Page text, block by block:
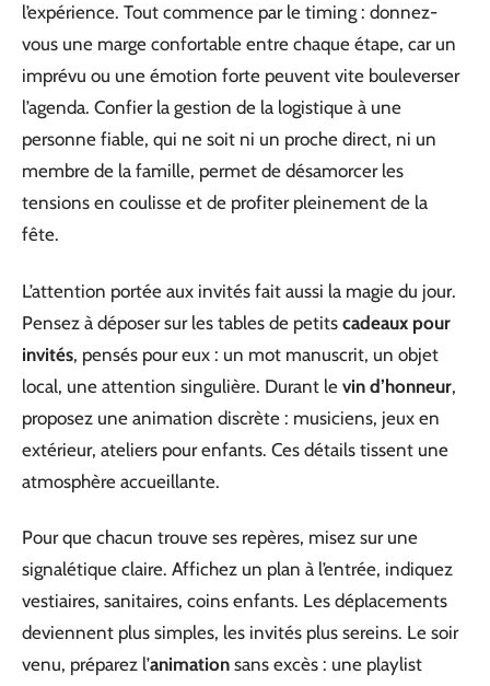
l’expérience. Tout commence par le timing : donnez-
vous une marge confortable entre chaque étape, car un
imprévu ou une émotion forte peuvent vite bouleverser
l’agenda. Confier la gestion de la logistique à une
personne fiable, qui ne soit ni un proche direct, ni un
membre de la famille, permet de désamorcer les
tensions en coulisse et de profiter pleinement de la
fête.
L’attention portée aux invités fait aussi la magie du jour.
Pensez à déposer sur les tables de petits cadeaux pour
invités, pensés pour eux : un mot manuscrit, un objet
local, une attention singulière. Durant le vin d’honneur,
proposez une animation discrète : musiciens, jeux en
extérieur, ateliers pour enfants. Ces détails tissent une
atmosphère accueillante.
Pour que chacun trouve ses repères, misez sur une
signalétique claire. Affichez un plan à l’entrée, indiquez
vestiaires, sanitaires, coins enfants. Les déplacements
deviennent plus simples, les invités plus sereins. Le soir
venu, préparez l’animation sans excès : une playlist